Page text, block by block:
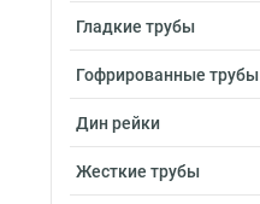
Гладкие трубы
Гофрированные трубы
Дин рейки
Жесткие трубы